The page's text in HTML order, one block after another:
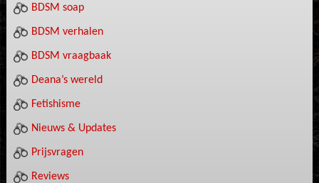
BDSM soap
BDSM verhalen
BDSM vraagbaak
Deana’s wereld
Fetishisme
Nieuws & Updates
Prijsvragen
Reviews